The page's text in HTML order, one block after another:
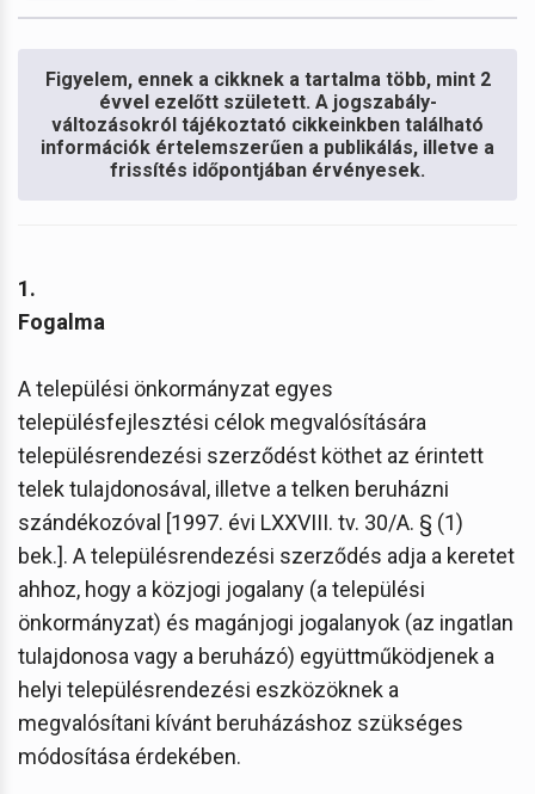
Figyelem, ennek a cikknek a tartalma több, mint 2
évvel ezelőtt született. A jogszabály-
változásokról tájékoztató cikkeinkben található
információk értelemszerűen a publikálás, illetve a
frissítés időpontjában érvényesek.
1.
Fogalma
A települési önkormányzat egyes
településfejlesztési célok megvalósítására
településrendezési szerződést köthet az érintett
telek tulajdonosával, illetve a telken beruházni
szándékozóval [1997. évi LXXVIII. tv. 30/A. § (1)
bek.]. A településrendezési szerződés adja a keretet
ahhoz, hogy a közjogi jogalany (a települési
önkormányzat) és magánjogi jogalanyok (az ingatlan
tulajdonosa vagy a beruházó) együttműködjenek a
helyi településrendezési eszközöknek a
megvalósítani kívánt beruházáshoz szükséges
módosítása érdekében.